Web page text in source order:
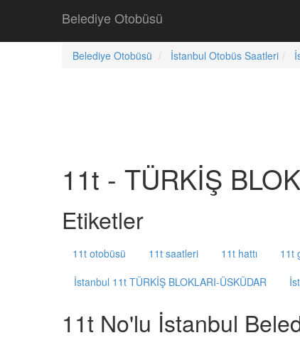
Belediye Otobüsü
Belediye Otobüsü İstanbul Otobüs Saatleri
11t - TÜRKİŞ
Etiketler
11t otobüsü 11t saatleri 11t hattı 11t
İstanbul 11t TÜRKİŞ BLOKLARI-ÜSKÜDAR
11t No'lu İstanbul